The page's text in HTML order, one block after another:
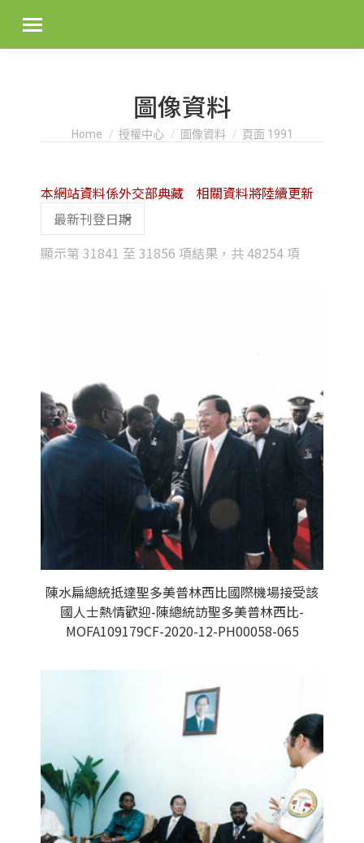
圖像資料
You are here:
Home 授權中心 圖像資料 頁面 1991
顯示第 31841 至 31856 項結果，共 48254 項
本網站資料係外交部典藏 相關資料將陸續更新
陳水扁總統抵達聖多美普林西比國際機場接受該
國人士熱情歡迎-陳總統訪聖多美普林西比-
MOFA109179CF-2020-12-PH00058-065